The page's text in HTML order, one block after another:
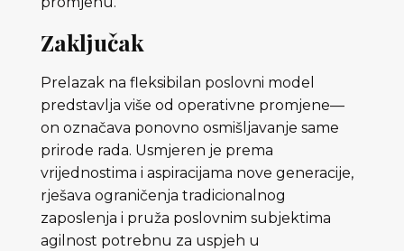
Zaključak
Prelazak na fleksibilan poslovni model
predstavlja više od operativne promjene—
on označava ponovno osmišljavanje same
prirode rada. Usmjeren je prema
vrijednostima i aspiracijama nove generacije,
rješava ograničenja tradicionalnog
zaposlenja i pruža poslovnim subjektima
agilnost potrebnu za uspjeh u